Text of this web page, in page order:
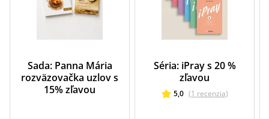
Sada: Panna Mária
rozväzovačka uzlov s
15% zľavou
Séria: iPray s 20 %
zľavou
5,0 (1 recenzia)